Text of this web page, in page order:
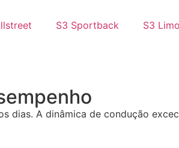
S3 Sportback S3
dias. A dinâmica de condução